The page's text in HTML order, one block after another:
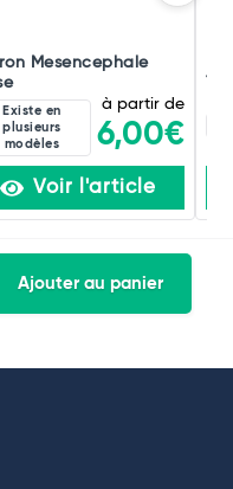
Mesencephale
Existe en
plusieurs
modèles
à partir de
6,00€
Voir l'article
Ajouter au panier